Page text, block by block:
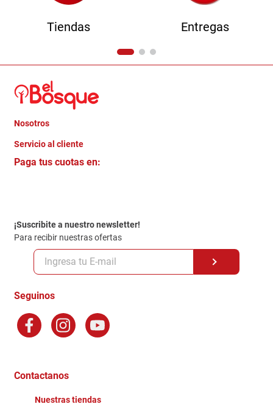
Tiendas Entregas
Nosotros
Quienes somos
Trabaja con Nosotros
Servicio al cliente
Crédito Directo
Politica de Privacidad
Políticas y condiciones GiftCard
Formas de Pago
Terminos y Condiciones
Factura Electronica
Ganadores - Promociones
Paga tus cuotas en:
¡Suscribite a nuestro newsletter!
Para recibir nuestras ofertas
Seguinos
Contactanos
Nuestras tiendas